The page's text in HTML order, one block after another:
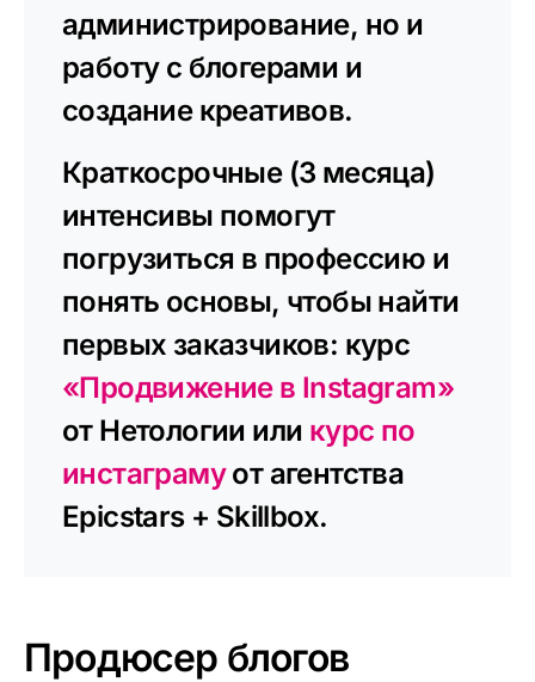
администрирование, но и
работу с блогерами и
создание креативов.
Краткосрочные (3 месяца)
интенсивы помогут
погрузиться в профессию и
понять основы, чтобы найти
первых заказчиков: курс
«Продвижение в Instagram»
от Нетологии или курс по
инстаграмуот агентства
Epicstars + Skillbox.
Продюсер блогов